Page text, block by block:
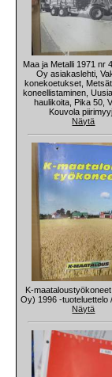
Maa ja Metalli 1971 nr
Oy asiakaslehti,
konekoetukset,
koneellistaminen,
haulikoita, Pika 50,
Kouvola
Näytä
K-
Oy) 1996 -tuoteluettelo
Näytä